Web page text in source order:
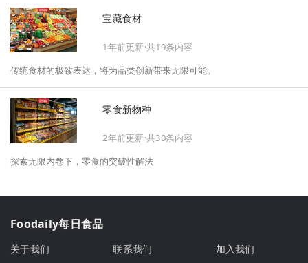
将以“创新产品”透视“未来机会”，以全球视野探寻中国机遇、增长解法，
拆解年度标杆的增长逻辑与谋篇布局，深挖“药食同源”“低GI”“老龄营
养”“清洁标签”等热门赛道的爆品基因，从趋势预判、品类创新、未来增长
机会、企业战略布局以及渠道变革等，为行业提供务实、前瞻的开年创新
宝藏食材
1年前更新·共19条内容
传统食材的极致表达，将为品类创新带来无限可能。
零食新物种
2年前更新·共30条内容
探索无限内卷下，零食的突破性解法
Foodaily每日食品
关于我们 联系我们
加入我们